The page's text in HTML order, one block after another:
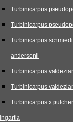
Turbinicarpus
Turbinicarpus
Turbinicarpus
andersonii
Turbinicarpus
Turbinicarpus
Turbinicarpus x